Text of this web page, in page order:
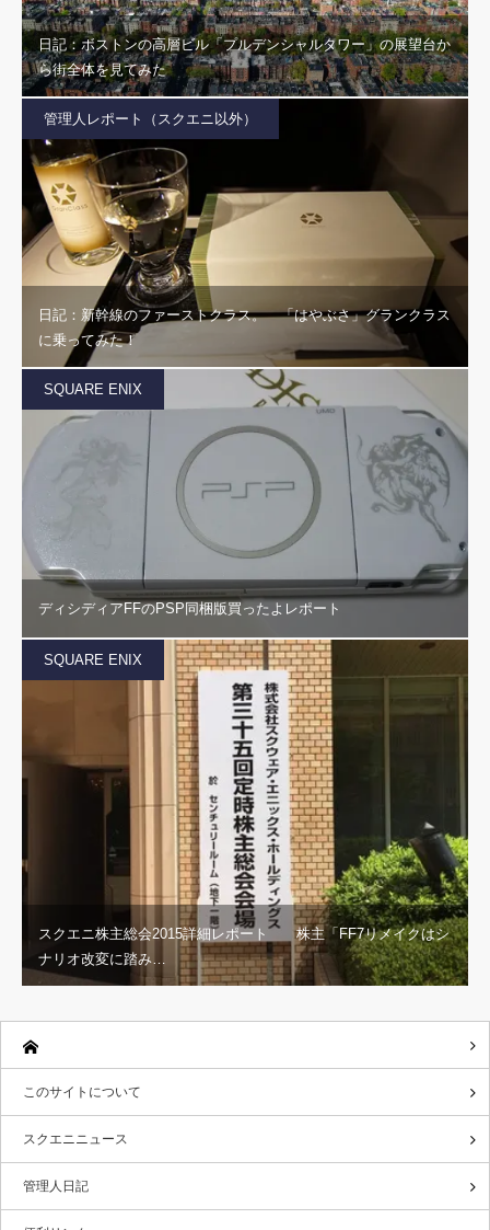
日記：ボストンの高層ビル「プルデンシャルタワー」の展望台か
ら街全体を見てみた
管理人レポート（スクエニ以外）
日記：新幹線のファーストクラス。 「はやぶさ」グランクラス
に乗ってみた！
SQUARE ENIX
ディシディアFFのPSP同梱版買ったよレポート
SQUARE ENIX
スクエニ株主総会2015詳細レポート 株主「FF7リメイクはシ
ナリオ改変に踏み…
このサイトについて
スクエニニュース
管理人日記